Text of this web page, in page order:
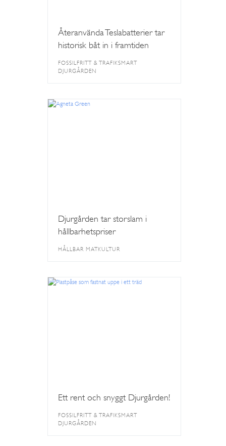
Återanvända Teslabatterier tar
historisk båt in i framtiden
FOSSILFRITT & TRAFIKSMART
DJURGÅRDEN
Djurgården tar storslam i
hållbarhetspriser
HÅLLBAR MATKULTUR
Ett rent och snyggt Djurgården!
FOSSILFRITT & TRAFIKSMART
DJURGÅRDEN